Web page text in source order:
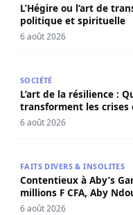
L’Hégire ou l’art de
politique et spirituelle
6 août 2026
SOCIÉTÉ
L’art de la résilience :
transforment les
6 août 2026
FAITS DIVERS & INSOLITES
Contentieux à Aby’s
millions F CFA, Aby
sociaux
6 août 2026